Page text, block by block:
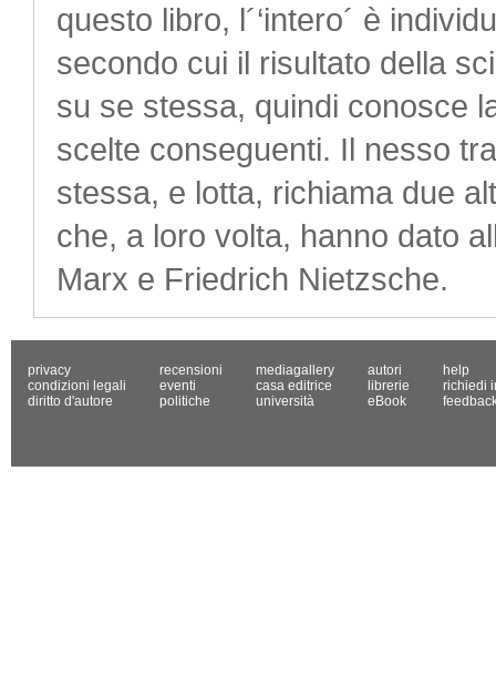
questo libro, l´‘intero´ è
secondo cui il risultato della
su se stessa, quindi conosce
scelte conseguenti. Il nesso
stessa, e lotta, richiama due
che, a loro volta, hanno dato
Marx e Friedrich Nietzsche.
privacy
condizioni legali
diritto d'autore
recensioni
eventi
politiche
mediagallery
casa editrice
università
autori
librerie
eBook
help
richiedi